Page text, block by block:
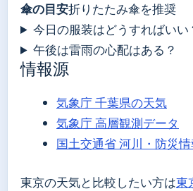
傘の目安折りたたみ傘を推奨
今日の服装はどうすればいい
午後は雷雨の心配はある？
情報源
気象庁 千葉県の天気
気象庁 高層観測データ
国土交通省 河川・防災情
東京の天気と比較したい方は東